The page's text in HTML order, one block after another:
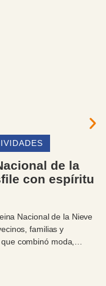
de la
con espíritu
Nacional de la Nieve
familias y
combinó moda,